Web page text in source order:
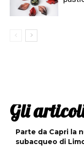
Gli
Parte da Capri la
subacqueo di